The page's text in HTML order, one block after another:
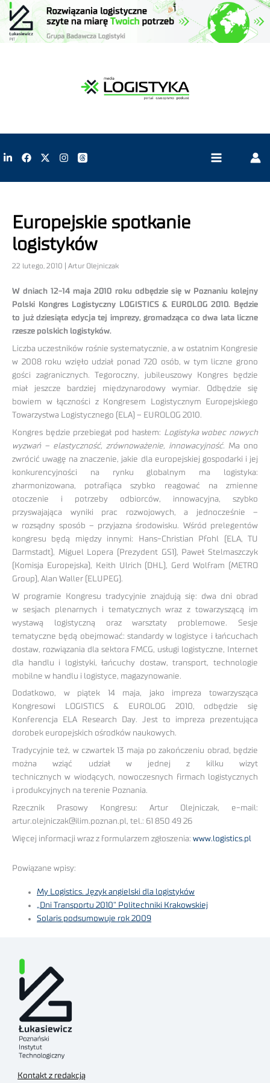
Europejskie spotkanie
logistyków
22 lutego, 2010 | Artur Olejniczak
W dniach 12-14 maja 2010 roku odbędzie się w Poznaniu kolejny
Polski Kongres Logistyczny LOGISTICS & EUROLOG 2010. Będzie
to już dziesiąta edycja tej imprezy, gromadząca co dwa lata liczne
rzesze polskich logistyków.
Liczba uczestników rośnie systematycznie, a w ostatnim Kongresie
w 2008 roku wzięło udział ponad 720 osób, w tym liczne grono
gości zagranicznych. Tegoroczny, jubileuszowy Kongres będzie
miał jeszcze bardziej międzynarodowy wymiar. Odbędzie się
bowiem w łączności z Kongresem Logistycznym Europejskiego
Towarzystwa Logistycznego (ELA) – EUROLOG 2010.
Kongres będzie przebiegał pod hasłem: Logistyka wobec nowych
wyzwań – elastyczność, zrównoważenie, innowacyjność. Ma ono
zwrócić uwagę na znaczenie, jakie dla europejskiej gospodarki i jej
konkurencyjności na rynku globalnym ma logistyka:
zharmonizowana, potrafiąca szybko reagować na zmienne
otoczenie i potrzeby odbiorców, innowacyjna, szybko
przyswajająca wyniki prac rozwojowych, a jednocześnie –
w rozsądny sposób – przyjazna środowisku. Wśród prelegentów
kongresu będą między innymi: Hans-Christian Pfohl (ELA, TU
Darmstadt), Miguel Lopera (Prezydent GS1), Paweł Stelmaszczyk
(Komisja Europejska), Keith Ulrich (DHL), Gerd Wolfram (METRO
Group), Alan Waller (ELUPEG).
W programie Kongresu tradycyjnie znajdują się: dwa dni obrad
w sesjach plenarnych i tematycznych wraz z towarzyszącą im
wystawą logistyczną oraz warsztaty problemowe. Sesje
tematyczne będą obejmować: standardy w logistyce i łańcuchach
dostaw, rozwiązania dla sektora FMCG, usługi logistyczne, Internet
dla handlu i logistyki, łańcuchy dostaw, transport, technologie
mobilne w handlu i logistyce, magazynowanie.
Dodatkowo, w piątek 14 maja, jako impreza towarzysząca
Kongresowi LOGISTICS & EUROLOG 2010, odbędzie się
Konferencja ELA Research Day. Jest to impreza prezentująca
dorobek europejskich ośrodków naukowych.
Tradycyjnie też, w czwartek 13 maja po zakończeniu obrad, będzie
można wziąć udział w jednej z kilku wizyt
technicznych w wiodących, nowoczesnych firmach logistycznych
i produkcyjnych na terenie Poznania.
Rzecznik Prasowy Kongresu: Artur Olejniczak, e-mail:
artur.olejniczak@ilim.poznan.pl, tel.: 61 850 49 26
Więcej informacji wraz z formularzem zgłoszenia: www.logistics.pl
Powiązane wpisy:
My Logistics. Język angielski dla logistyków
„Dni Transportu 2010” Politechniki Krakowskiej
Solaris podsumowuje rok 2009
Kontakt z redakcją